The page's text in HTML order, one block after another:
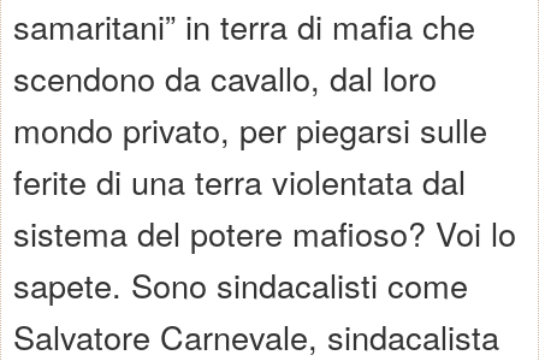
samaritani” in terra di mafia che
scendono da cavallo, dal loro
mondo privato, per piegarsi sulle
ferite di una terra violentata dal
sistema del potere mafioso? Voi lo
sapete. Sono sindacalisti come
Salvatore Carnevale, sindacalista